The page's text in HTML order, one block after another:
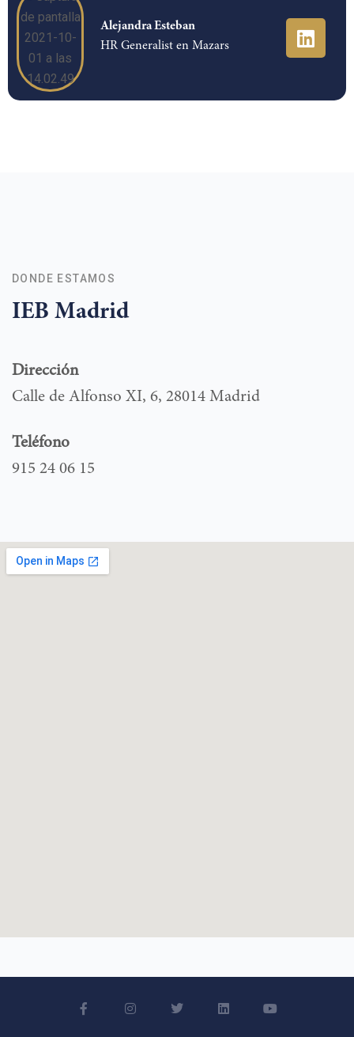
Alejandra Esteban
HR Generalist en Mazars
DONDE ESTAMOS
IEB Madrid
Dirección
Calle de Alfonso XI, 6, 28014 Madrid
Teléfono
915 24 06 15